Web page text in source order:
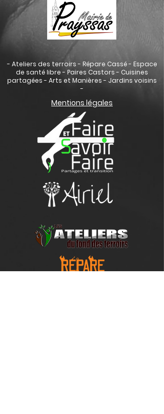
- Ateliers des terroirs - Répare Cassé - Espace
de santé libre - Paires Castors - Cuisines
partagées - Arts et Manières - Jardins voisins
-
Mentions légales